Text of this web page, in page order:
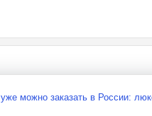
можно заказать в России: